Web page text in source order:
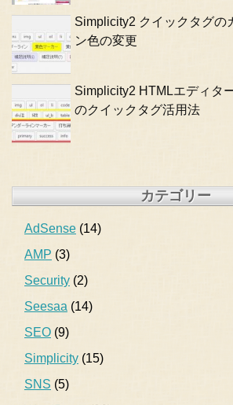
Simplicity2 クイックタグの
ン色の変更
Simplicity2 HTMLエディタ
のクイックタグ活用法
カテゴリー
AdSense (14)
AMP (3)
Security (2)
Seesaa (14)
SEO (9)
Simplicity (15)
SNS (5)